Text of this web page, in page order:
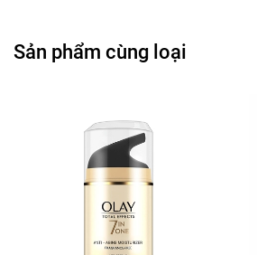
Sodium Hyaluronate​,​ Tocopheryl
Iodopropynyl Butylcarbamate​,​
Sản phẩm cùng loại